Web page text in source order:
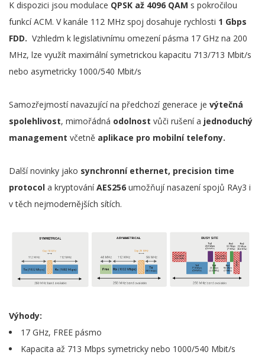
K dispozici jsou modulace QPSK až 4096 QAM s pokročilou
funkcí ACM. V kanále 112 MHz spoj dosahuje rychlosti 1 Gbps
FDD. Vzhledm k legislativnímu omezení pásma 17 GHz na 200
MHz, lze využít maximální symetrickou kapacitu 713/713 Mbit/s
nebo asymetricky 1000/540 Mbit/s
Samozřejmostí navazující na předchozí generace je výtečná
spolehlivost, mimořádná odolnost vůči rušení a jednoduchý
management včetně aplikace pro mobilní telefony.
Další novinky jako synchronní ethernet, precision time
protocol a kryptováníAES256 umožňují nasazení spojů RAy3 i
v těch nejmodernějších sítích.
Výhody:
17 GHz, FREE pásmo
Kapacita až 713 Mbps symetricky nebo 1000/540 Mbit/s